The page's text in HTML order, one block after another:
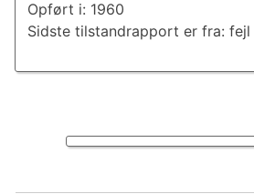
Opført i: 1960
Sidste tilstandrapport er fra: fejl